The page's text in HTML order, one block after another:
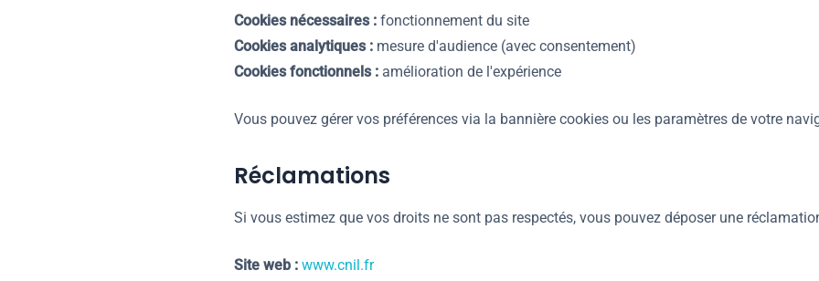
Cookies nécessaires : fonctionnement du site
Cookies analytiques : mesure d'audience (avec consentement)
Cookies fonctionnels : amélioration de l'expérience
Vous pouvez gérer vos préférences via la bannière cookies ou les paramètres de votre
Réclamations
Si vous estimez que vos droits ne sont pas respectés, vous pouvez déposer une
Site web : www.cnil.fr